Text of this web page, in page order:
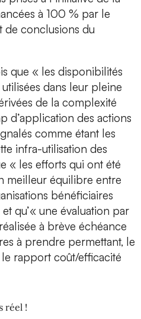
à 100 % par le
de conclusions du
que « les disponibilités
dans leur pleine
de la complexité
d’application des actions
comme étant les
infra-utilisation des
« les efforts qui ont été
meilleur équilibre entre
bénéficiaires
qu’« une évaluation par
à brève échéance
à prendre permettant, le
le rapport coût/efficacité
réel !